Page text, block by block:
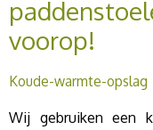
voorop!
Koude-warmte-opslag
Wij gebruiken een